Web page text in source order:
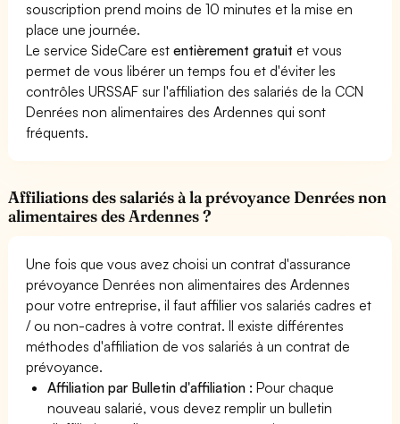
souscription prend moins de 10 minutes et la mise en
place une journée.
Le service SideCare estentièrement gratuit et vous
permet de vous libérer un temps fou et d'éviter les
contrôles URSSAF sur l'affiliation des salariés de la CCN
Denrées non alimentaires des Ardennes qui sont
fréquents.
Affiliations des salariés à la prévoyance Denrées non
alimentaires des Ardennes ?
Une fois que vous avez choisi un contrat d'assurance
prévoyance Denrées non alimentaires des Ardennes
pour votre entreprise, il faut affilier vos salariés cadres et
/ ou non-cadres à votre contrat. Il existe différentes
méthodes d'affiliation de vos salariés à un contrat de
prévoyance.
Affiliation par Bulletin d'affiliation : Pour chaque
nouveau salarié, vous devez remplir un bulletin